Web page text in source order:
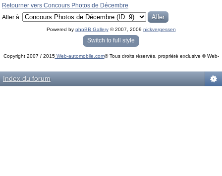
Retourner vers Concours Photos de Décembre
Aller à:
Powered by phpBB Gallery© 2007, 2009 nickvergessen
« phpBB Gallery » - Traduction française par
darky
Switch to full style
Copyright 2007 / 2015Web-automobile.com® Tous droits réservés, propriété exclusive © Web-
Index du forum